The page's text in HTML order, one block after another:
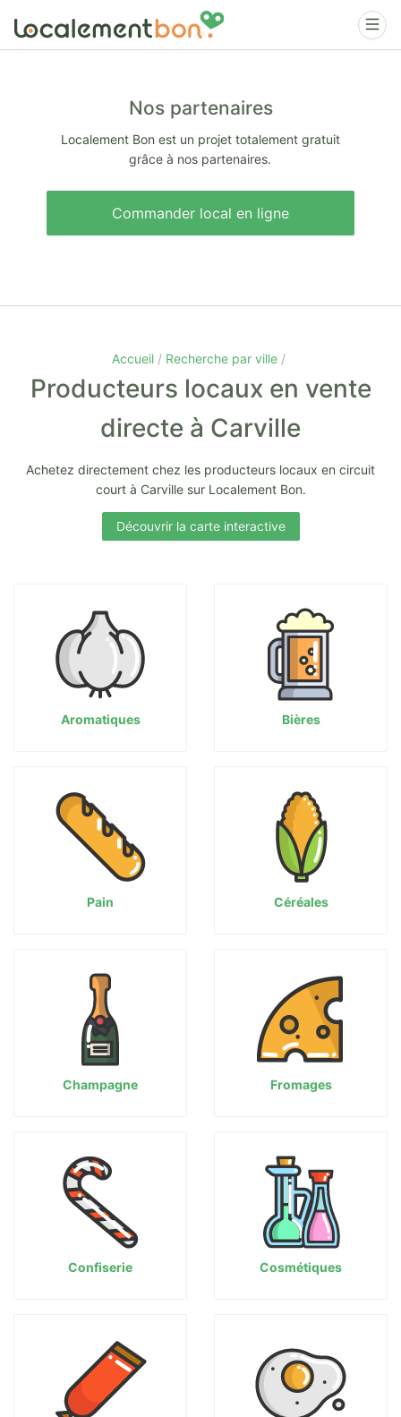
Nos partenaires
Localement Bon est un projet totalement gratuit
grâce à nos partenaires.
Commander local en ligne
Accueil Recherche par ville
Producteurs locaux en vente
directe à Carville
Achetez directement chez les producteurs locaux en circuit
court à Carville sur Localement Bon.
Découvrir la carte interactive
Aromatiques Bières
Pain Céréales
Champagne Fromages
Confiserie Cosmétiques